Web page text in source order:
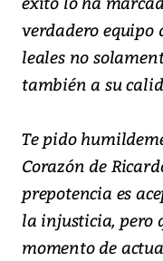
verdadero equipo
leales no
también a su
Te pido
Corazón de
prepotencia es
la injusticia, pero
momento de